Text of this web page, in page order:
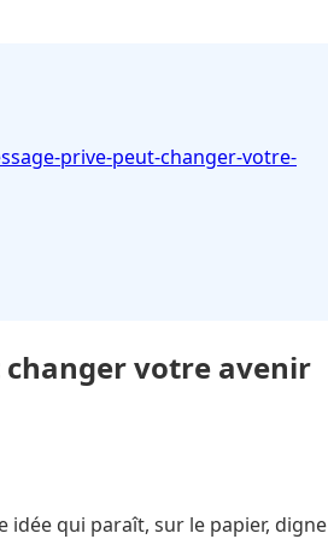
prive-peut-changer-votre-
changer votre avenir
idée qui paraît, sur le papier, digne